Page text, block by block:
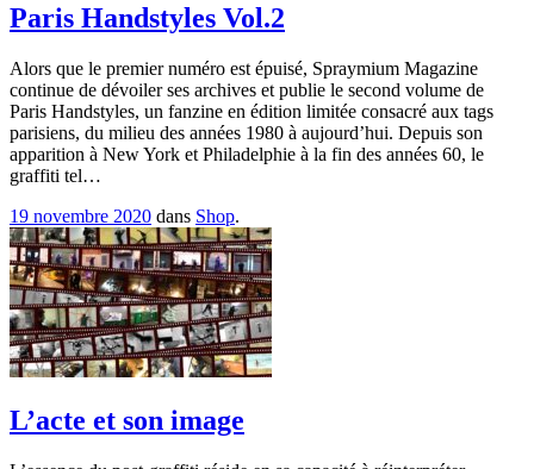
Paris Handstyles Vol.2
Alors que le premier numéro est épuisé, Spraymium Magazine
continue de dévoiler ses archives et publie le second volume de
Paris Handstyles, un fanzine en édition limitée consacré aux tags
parisiens, du milieu des années 1980 à aujourd’hui. Depuis son
apparition à New York et Philadelphie à la fin des années 60, le
graffiti tel…
19 novembre 2020 dans Shop.
L’acte et son image